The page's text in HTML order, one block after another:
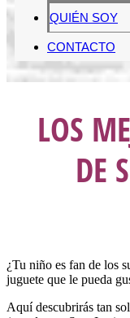
QUIÉN SOY
CONTACTO
LOS
DE
¿Tu niño es fan de los
juguete que le pueda
Aquí descubrirás tan